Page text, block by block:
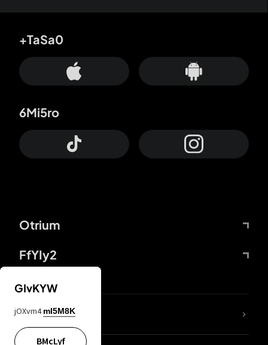
Otrium
FfYIy2
+TaSa0
6Mi5ro
DDcvSo
GIvKYW
jOXvm4 mI5M8K
BMcLyf